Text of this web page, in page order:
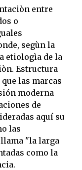
entre
o
segùn la
etiologìa de la
Estructura
las marcas
moderna
de
aquí su
las
"la larga
como la